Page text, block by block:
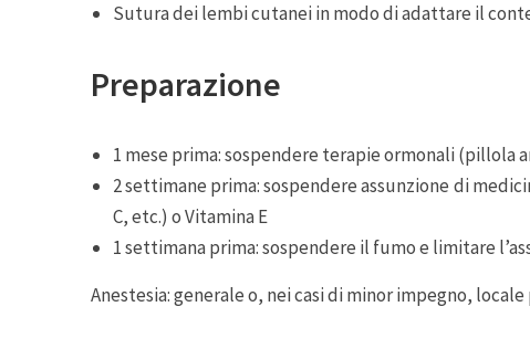
Sutura dei lembi cutanei in modo di adattare il
Preparazione
1 mese prima: sospendere terapie ormonali
2 settimane prima: sospendere assunzione di
C, etc.) o Vitamina E
1 settimana prima: sospendere il fumo e limitare
Anestesia: generale o, nei casi di minor impegno, locale